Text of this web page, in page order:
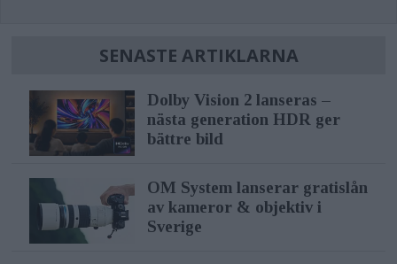
SENASTE ARTIKLARNA
Dolby Vision 2 lanseras –
nästa generation HDR ger
bättre bild
OM System lanserar gratislån
av kameror & objektiv i
Sverige